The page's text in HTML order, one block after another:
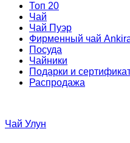
Топ 20
Чай
Чай Пуэр
Фирменный чай
Посуда
Чайники
Подарки и
Распродажа
Чай Улун